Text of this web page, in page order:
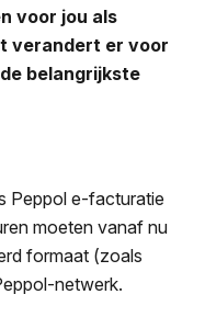
voor jou als
verandert er voor
belangrijkste
Peppol e-facturatie
moeten vanaf nu
formaat (zoals
netwerk.